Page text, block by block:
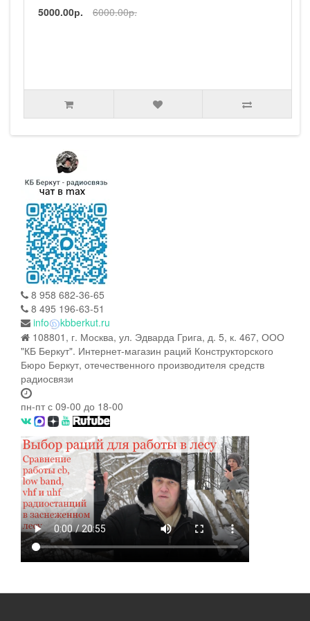
5000.00р. 6000.00р.
8 958 682-36-65
8 495 196-63-51
info
kbberkut.ru
108801, г. Москва, ул. Эдварда Грига, д. 5, к. 467, ООО
"КБ Беркут". Интернет-магазин раций Конструкторского
Бюро Беркут, отечественного производителя средств
радиосвязи
пн-пт с 09-00 до 18-00